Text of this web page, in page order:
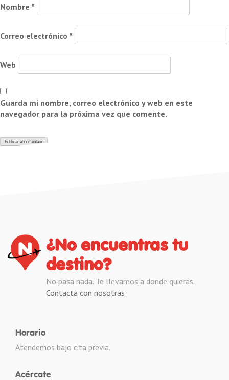
Nombre *
Correo electrónico *
Web
Guarda mi nombre, correo electrónico y web en este
navegador para la próxima vez que comente.
¿No encuentras tu
destino?
No pasa nada. Te llevamos a donde quieras.
Contacta con nosotras
Horario
Atendemos bajo cita previa.
Acércate